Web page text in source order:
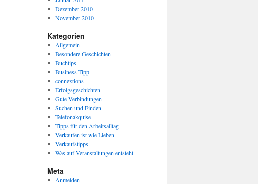
Dezember 2010
November 2010
Kategorien
Allgemein
Besondere Geschichten
Buchtips
Business Tipp
connextions
Erfolgsgeschichten
Gute Verbindungen
Suchen und Finden
Telefonakquise
Tipps für den Arbeitsalltag
Verkaufen ist wie Lieben
Verkaufstipps
Was auf Veranstaltungen entsteht
Meta
Anmelden